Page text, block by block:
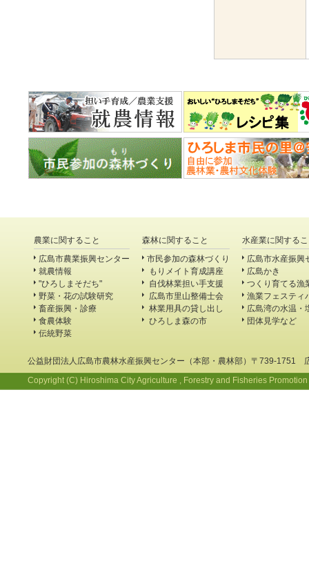
農業に関すること
広島市農業振興センター
就農情報
"ひろしまそだち"
野菜・花の試験研究
畜産振興・診療
食農体験
伝統野菜
森林に関すること
市民参加の森林づくり
もりメイト育成講座
自伐林業担い手支援
広島市里山整備士会
林業用具の貸し出し
ひろしま森の市
水産業に関する
広島市水産振興
広島かき
つくり育てる漁
漁業フェスティ
広島湾の水温・
団体見学など
公益財団法人広島市農林水産振興センター（本部・農林部）〒739-1751
Copyright (C) Hiroshima City Agriculture , Forestry and Fisheries